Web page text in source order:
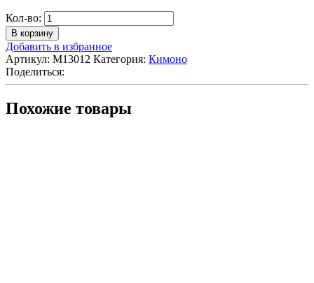
Кол-во: Количество
Домашний
халат
В корзину
Добавить в избранное
Артикул: M13012 Категория: Кимоно
Поделиться:
Похожие товары